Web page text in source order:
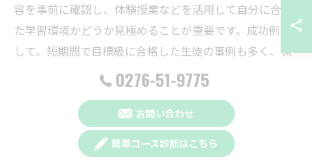
容を事前に確認し、体験授業などを活用して自分に合っ
た学習環境かどうか見極めることが重要です。成功例と
して、短期間で目標級に合格した生徒の事例も多く、保
護者からは「個別対応で苦手を克服できた」「講師のサ
ポートが心強かった」といった声が寄せられています。
英検合格を後押しする塾の学習サイクル
英検合格を目指すには、計画的な学習サイクルの構築が
0276-51-9775
お問い合わせ
簡単コース診断はこちら